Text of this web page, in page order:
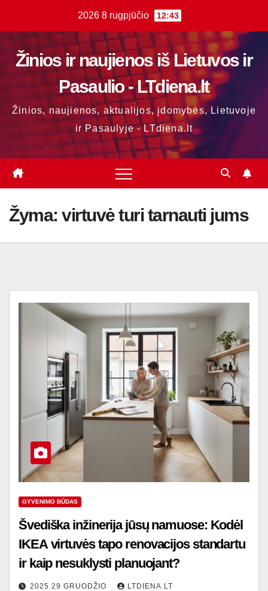
content
2026 8 rugpjūčio 12:43
Žinios ir naujienos iš Lietuvos ir
Pasaulio - LTdiena.lt
Žinios, naujienos, aktualijos, įdomybės, Lietuvoje
ir Pasaulyje - LTdiena.lt
Žyma: virtuvė turi tarnauti jums
GYVENIMO BŪDAS
Švediška inžinerija jūsų namuose: Kodėl
IKEA virtuvės tapo renovacijos standartu
ir kaip nesuklysti planuojant?
2025 29 GRUODŽIO LTDIENA.LT